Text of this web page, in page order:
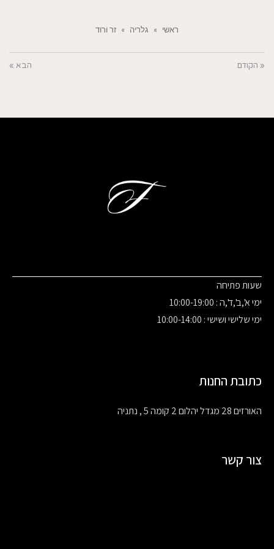
ראשי » גלריה » זר ורוד
« הקודם הבא »
שעות פתיחה
ימי א',ב',ד',ה : 10:00-19:00
ימי שלישי ושישי : 10:00-14:00
כתובת החנות
האורזים 28 מגדל יהלום 2 קומה 5 , נתניה
צור קשר